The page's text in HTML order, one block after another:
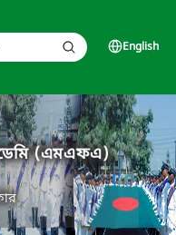
English
(এমএফএ)